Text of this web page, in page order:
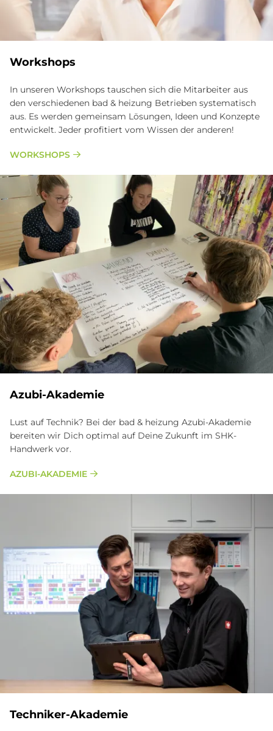
Workshops
In unseren Workshops tauschen sich die Mitarbeiter aus
den verschiedenen bad & heizung Betrieben systematisch
aus. Es werden gemeinsam Lösungen, Ideen und Konzepte
entwickelt. Jeder profitiert vom Wissen der anderen!
WORKSHOPS
Azubi-Akademie
Lust auf Technik? Bei der bad & heizung Azubi-Akademie
bereiten wir Dich optimal auf Deine Zukunft im SHK-
Handwerk vor.
AZUBI-AKADEMIE
Techniker-Akademie